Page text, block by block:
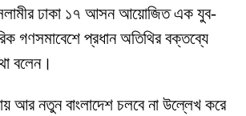
ঢাকা ১৭ আসন আয়োজিত এক যুব-
গণসমাবেশে প্রধান অতিথির বক্তব্যে
বলেন।
আর নতুন বাংলাদেশ চলবে না উল্লেখ করে